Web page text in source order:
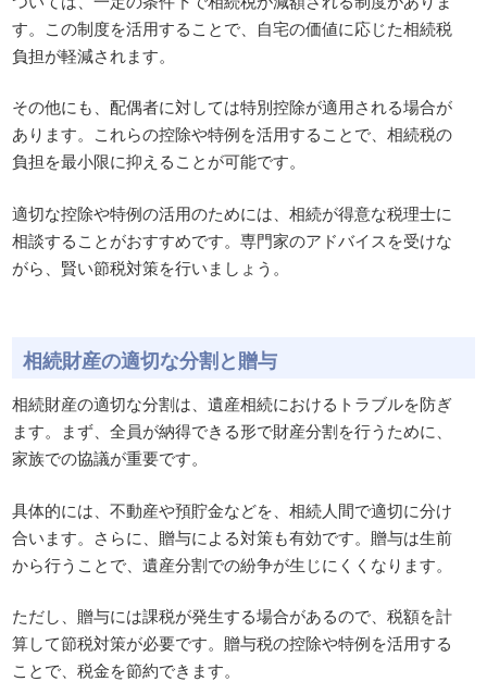
す。この制度を活用することで、自宅の価値に応じた相続税
負担が軽減されます。
その他にも、配偶者に対しては特別控除が適用される場合が
あります。これらの控除や特例を活用することで、相続税の
負担を最小限に抑えることが可能です。
適切な控除や特例の活用のためには、相続が得意な税理士に
相談することがおすすめです。専門家のアドバイスを受けな
がら、賢い節税対策を行いましょう。
相続財産の適切な分割と贈与
相続財産の適切な分割は、遺産相続におけるトラブルを防ぎ
ます。まず、全員が納得できる形で財産分割を行うために、
家族での協議が重要です。
具体的には、不動産や預貯金などを、相続人間で適切に分け
合います。さらに、贈与による対策も有効です。贈与は生前
から行うことで、遺産分割での紛争が生じにくくなります。
ただし、贈与には課税が発生する場合があるので、税額を計
算して節税対策が必要です。贈与税の控除や特例を活用する
ことで、税金を節約できます。